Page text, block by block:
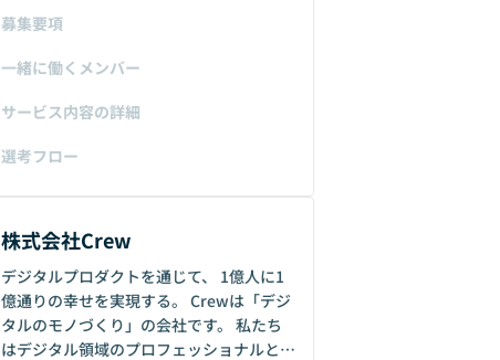
募集要項
一緒に働くメンバー
サービス内容の詳細
選考フロー
株式会社Crew
デジタルプロダクトを通じて、 1億人に1
億通りの幸せを実現する。 Crewは「デジ
タルのモノづくり」の会社です。 私たち
はデジタル領域のプロフェッショナルとし